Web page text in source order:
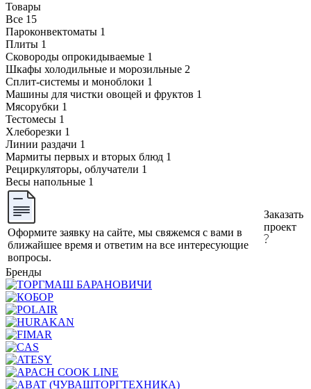
Товары
Все 15
Пароконвектоматы 1
Плиты 1
Сковороды опрокидываемые 1
Шкафы холодильные и морозильные 2
Сплит-системы и моноблоки 1
Машины для чистки овощей и фруктов 1
Мясорубки 1
Тестомесы 1
Хлеборезки 1
Линии раздачи 1
Мармиты первых и вторых блюд 1
Рециркуляторы, облучатели 1
Весы напольные 1
Оформите заявку на сайте, мы свяжемся с вами в
ближайшее время и ответим на все интересующие
вопросы.
Заказать
проект
Бренды